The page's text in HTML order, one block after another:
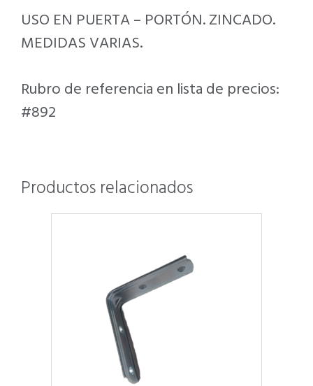
USO EN PUERTA – PORTÓN. ZINCADO.
MEDIDAS VARIAS.
Rubro de referencia en lista de precios:
#892
Productos relacionados